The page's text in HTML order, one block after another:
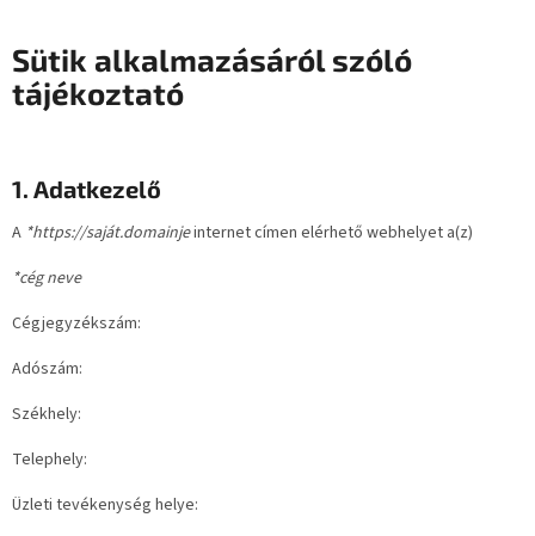
Sütik alkalmazásáról szóló
tájékoztató
1. Adatkezelő
A *https://saját.domainjeinternet címen elérhető webhelyet a(z)
*cég neve
Cégjegyzékszám:
Adószám:
Székhely:
Telephely:
Üzleti tevékenység helye: